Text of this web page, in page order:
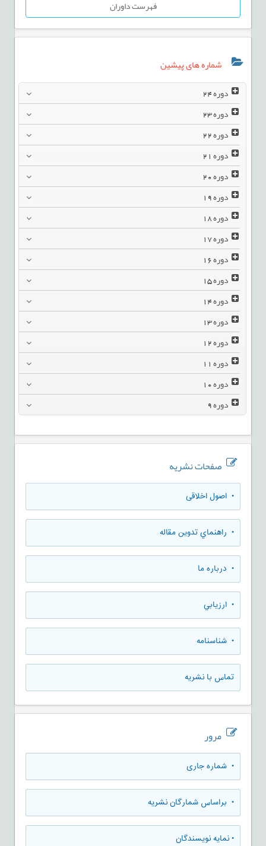
فهرست داوران
شماره های پیشین
دوره24
دوره23
دوره22
دوره21
دوره20
دوره19
دوره18
دوره17
دوره16
دوره15
دوره14
دوره13
دوره12
دوره11
دوره10
دوره9
صفحات نشریه
• اصول اخلاقی
• راهنماي تدوين مقاله
• درباره ما
• ارزيابي
• شناسنامه
تماس با نشریه
مرور
• شماره جاری
• براساس شمارگان نشریه
•نمایه نویسندگان